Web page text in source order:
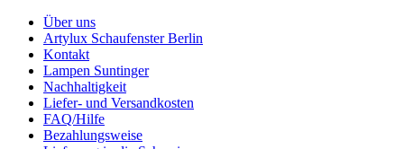
Über uns
Artylux Schaufenster Berlin
Kontakt
Lampen Suntinger
Nachhaltigkeit
Liefer- und Versandkosten
FAQ/Hilfe
Bezahlungsweise